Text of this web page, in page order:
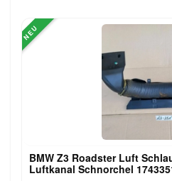
NEU
BMW Z3 Roadster Luft
Luftkanal Schnorchel